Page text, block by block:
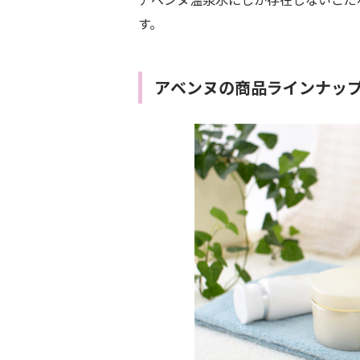
す。
アベンヌの商品ラインナッ